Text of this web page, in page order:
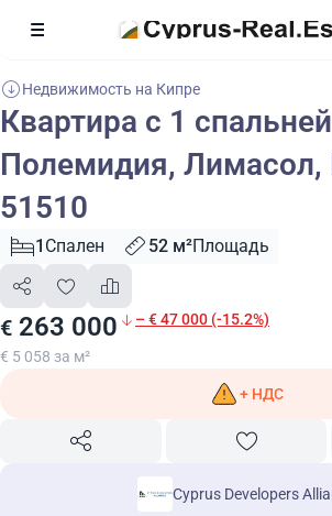
Недвижимость на Кипре
Квартира с 1
Полемидия,
51510
1 Спален 52 м²Площадь
€ 263 000 – € 47 000 (-15.2%)
€ 5 058 за м²
+ НДС
Cyprus Developers